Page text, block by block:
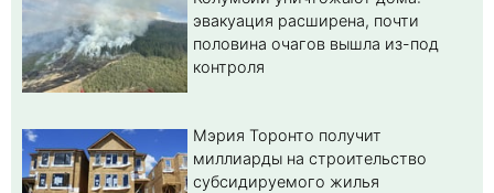
эвакуация расширена, почти
половина очагов вышла из-под
контроля
Мэрия Торонто получит
миллиарды на строительство
субсидируемого жилья